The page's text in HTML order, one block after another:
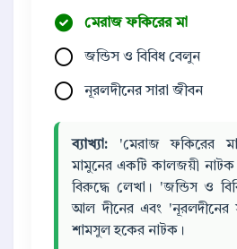
মেরাজ ফকিরের মা
জন্ডিস ও বিবিধ বেলুন
নূরলদীনের সারা জীবন
ব্যাখ্যা: 'মেরাজ ফকিরের
মামুনের একটি কালজয়ী নাটক
বিরুদ্ধে লেখা। 'জন্ডিস ও
আল দীনের এবং 'নূরলদীনের
শামসুল হকের নাটক।